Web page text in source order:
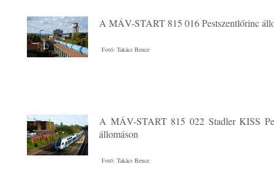
A MÁV-START 815 016 Pestszentlőrinc
Fotó: Takács Bence
A MÁV-START 815 022 Stadler KISS
állomáson
Fotó: Takács Bence